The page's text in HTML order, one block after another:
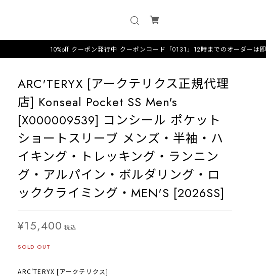
10%off クーポン発行中 クーポンコード「0131」12時までのオーダーは即日配送·毎日
ARC'TERYX [アークテリクス正規代理
店] Konseal Pocket SS Men's
[X000009539] コンシール ポケット
ショートスリーブ メンズ・半袖・ハ
イキング・トレッキング・ランニン
グ・アルパイン・ボルダリング・ロ
ッククライミング・MEN'S [2026SS]
¥15,400 税込
SOLD OUT
ARC'TERYX [アークテリクス]